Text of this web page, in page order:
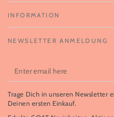
INFORMATION
NEWSLETTER ANMELDUNG
Enter
email
here
Trage Dich in unseren Newsletter
Deinen ersten Einkauf.